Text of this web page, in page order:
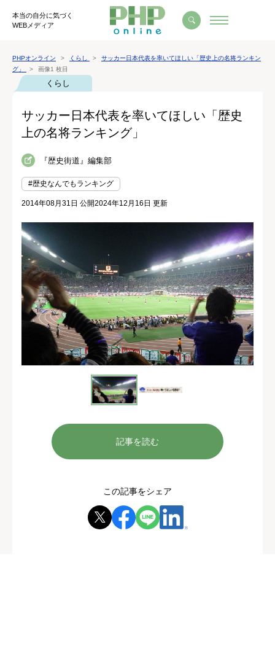
本当の自分に気づく
WEBメディア
PHPオンライン くらし
サッカー日本代表を率いてほしい「歴史上の名将ランキン
グ」
画像1 枚目
くらし
サッカー日本代表を率いてほしい「歴史
上の名将ランキング」
『歴史街道』編集部
#歴史なんでもランキング
2014年08月31日 公開2024年12月16日 更新
記事を読む
この記事をシェア